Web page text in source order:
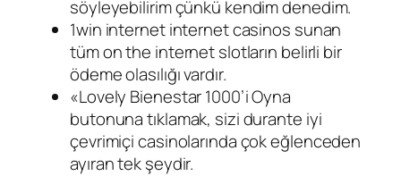
söyleyebilirim çünkü kendim denedim.
1win internet internet casinos sunan
tüm on the internet slotların belirli bir
ödeme olasılığı vardır.
«Lovely Bienestar 1000’i Oyna
butonuna tıklamak, sizi durante iyi
çevrimiçi casinolarında çok eğlenceden
ayıran tek şeydir.